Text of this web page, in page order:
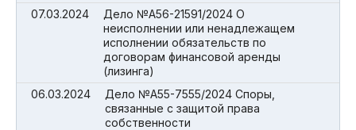
07.03.2024
Дело №А56-21591/2024 О
неисполнении или ненадлежащем
исполнении обязательств по
договорам финансовой аренды
(лизинга)
06.03.2024
Дело №А55-7555/2024 Споры,
связанные с защитой права
собственности